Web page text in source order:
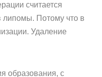
считается
липомы. Потому что в
Удаление
образования, с